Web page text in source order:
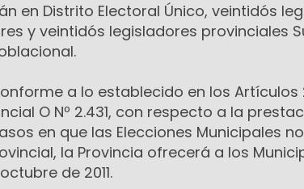
en Distrito Electoral Único, veintidós
y veintidós legisladores provinciales
a lo establecido en los Artículos
O Nº 2.431, con respecto a la
en que las Elecciones Municipales
la Provincia ofrecerá a los
de 2011.